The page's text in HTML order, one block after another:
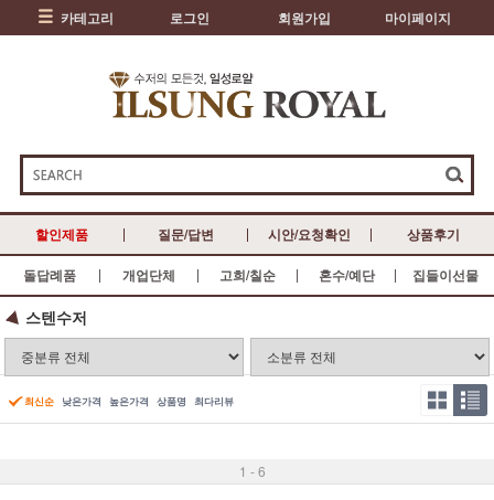
카테고리 로그인 회원가입 마이페이지
할인제품 질문/답변 시안/요청확인 상품후기
돌답례품 개업단체 고희/칠순 혼수/예단 집들이선물
스텐수저
최신순 낮은가격 높은가격 상품명 최다리뷰
1 - 6